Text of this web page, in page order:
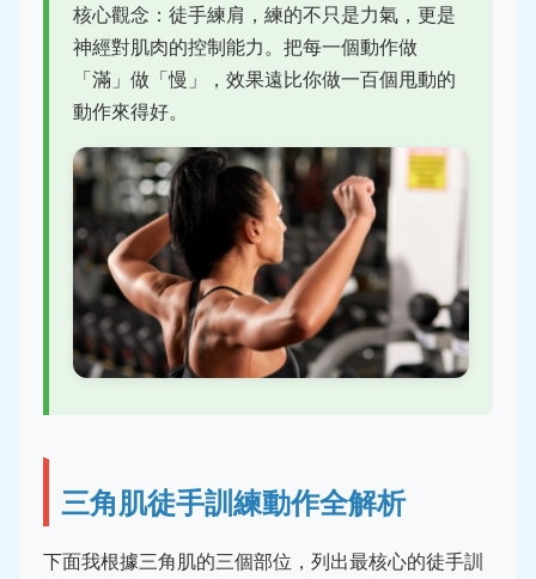
核心觀念：徒手練肩，練的不只是力氣，更是
神經對肌肉的控制能力。把每一個動作做
「滿」做「慢」，效果遠比你做一百個甩動的
動作來得好。
三角肌徒手訓練動作全解析
下面我根據三角肌的三個部位，列出最核心的徒手訓